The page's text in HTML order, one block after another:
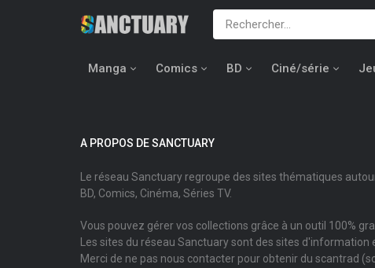
Manga Comics BD Ciné/série
A PROPOS DE SANCTUARY
Le réseau Sanctuary regroupe des sites thématiques
BD, Comics, Cinéma, Séries TV.
Vous pouvez gérer vos collections grâce à un outil 100%
Les sites du réseau Sanctuary sont des sites d'information
Merci de ne pas nous contacter pour obtenir du scantrad